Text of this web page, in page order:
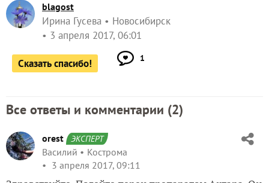
blagost
Ирина Гусева
Новосибирск
3 апреля 2017, 06:01
Сказать спасибо! 1
Все ответы и комментарии (2)
orest ЭКСПЕРТ
Василий
Кострома
3 апреля 2017, 09:11